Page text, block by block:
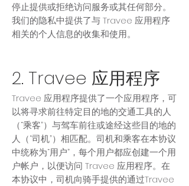
停止提供或拒绝访问服务或其任何部分。
我们的隐私中提供了与 Travee 应用程序
相关的个人信息的收集和使用。
2. Travee 应用程序
Travee 应用程序提供了一个应用程序，可
以将寻求前往特定目的地的交通工具的人
（“乘客”）与驾车前往或途经这些目的地的
人（“司机”）相匹配。司机和乘客在本协议
中统称为“用户”，每个用户都应创建一个用
户帐户，以便访问 Travee 应用程序。在
本协议中，司机向骑手提供的通过Travee